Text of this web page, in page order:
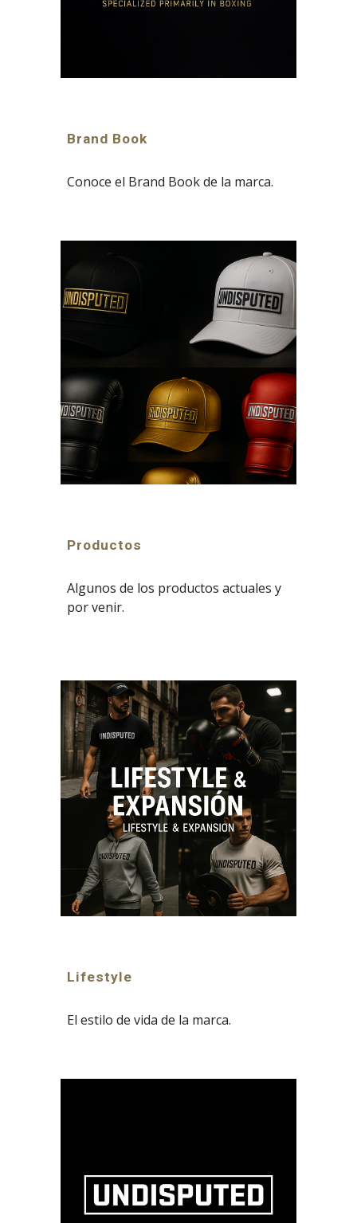
Brand Book
Conoce el Brand Book de la marca.
Productos
Algunos de los productos actuales y
por venir.
Lifestyle
El estilo de vida de la marca.